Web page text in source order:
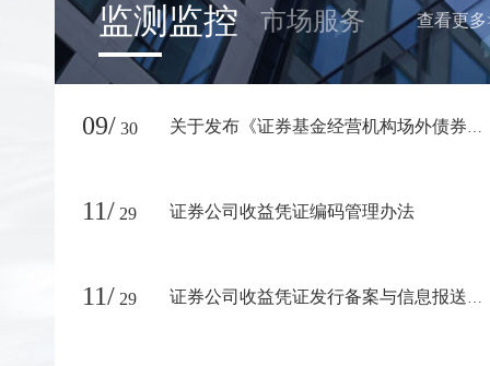
监测监控 查看更多
市场服务
09/ 30 关于发布《证券基金经营机构场外债券投资交易业务数据填报指南》的通知
11/ 29 证券公司收益凭证编码管理办法
11/ 29 证券公司收益凭证发行备案与信息报送核查实施办法